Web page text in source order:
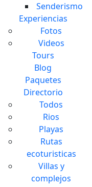
Senderismo
Experiencias
Fotos
Videos
Tours
Blog
Paquetes
Directorio
Todos
Rios
Playas
Rutas
ecoturisticas
Villas y
complejos